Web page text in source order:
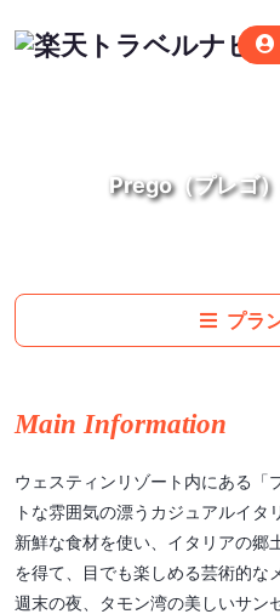
Prego（プレゴ
プラ
Main Information
ウェスティンリゾート内にある「
トな雰囲気の漂うカジュアルイタ
新鮮な食材を使い、イタリアの
を得て、目でも楽しめる芸術的な
週末の夜、タモン湾の美しいサン